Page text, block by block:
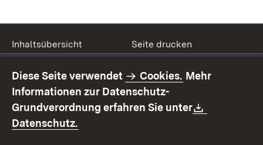
Inhaltsübersicht
Seite drucken
Benutzungshinweise
Erklärung zur
Barrierefreiheit
Kontakt
Fehlerhaften Link melden
Diese Seite verwendet Cookies. Mehr
Informationen zur Datenschutz-
Grundverordnung erfahren Sie unter
Datenschutz.